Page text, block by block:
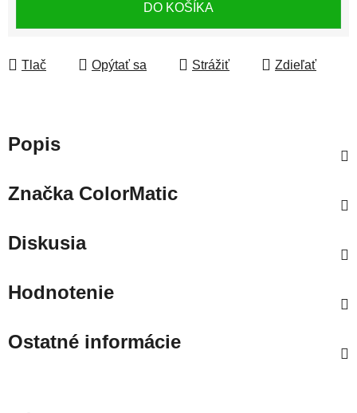
DO KOŠÍKA
Tlač Opýtať sa Strážiť Zdieľať
Popis
ZnačkaColorMatic
Diskusia
Hodnotenie
Ostatné informácie